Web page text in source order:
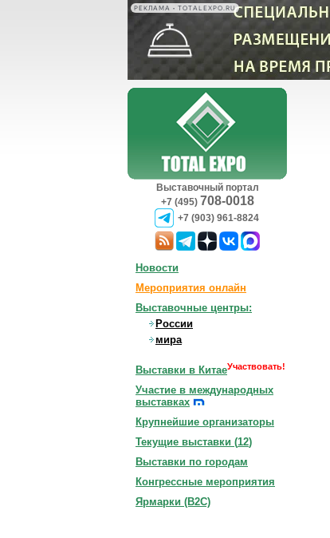
РЕКЛАМА • TOTALEXPO.RU
Выставочный портал
+7 (495) 708-0018
+7 (903) 961-8824
Новости
Мероприятия онлайн
Выставочные центры:
России
мира
Выставки в КитаеУчаствовать!
Участие в международных
выставках
Крупнейшие организаторы
Текущие выставки (12)
Выставки по городам
Конгрессные мероприятия
Ярмарки (B2C)